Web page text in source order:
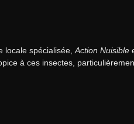
locale spécialisée, Action Nuisible
à ces insectes,